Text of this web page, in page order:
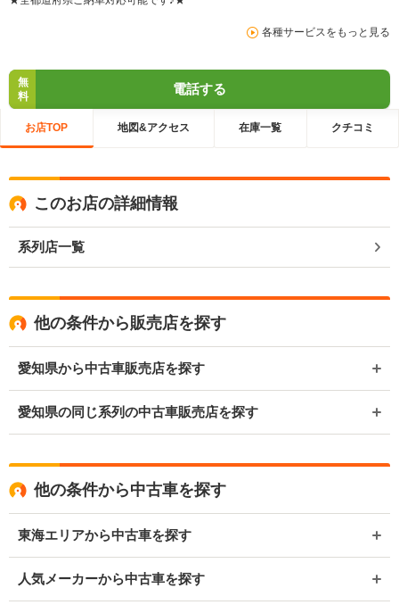
各種サービスをもっと見る
無
料
電話する
お店TOP 地図&アクセス 在庫一覧 クチコミ
このお店の詳細情報
系列店一覧
他の条件から販売店を探す
愛知県から中古車販売店を探す
愛知県の同じ系列の中古車販売店を探す
他の条件から中古車を探す
東海エリアから中古車を探す
人気メーカーから中古車を探す